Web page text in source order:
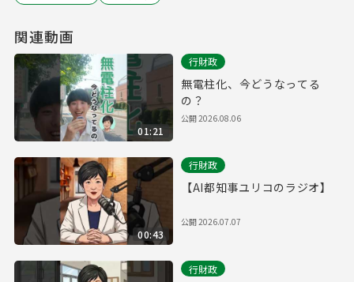
関連動画
01:21
行財政
無電柱化、今どうなってる
の？
公開2026.08.06
00:43
行財政
【AI都知事ユリコのラジオ】
公開2026.07.07
行財政